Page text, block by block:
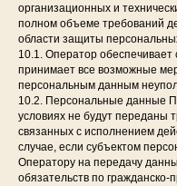
организационных и
полном объеме требований
области защиты
10.1. Оператор
принимает все возможные
персональным данным
10.2. Персональные данные
условиях не будут переданы
связанных с исполнением
случае, если субъектом
Оператору на передачу
обязательств по гражданско-
договор оферты
юридическая информация
политика конфиденциальности
телефон +7 (916) 590-08-08